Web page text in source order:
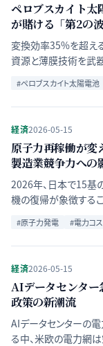
ペロブスカイト太
が賭ける「第2の
変換効率35%を超え
資源と薄膜技術を武
挑戦と、耐久性・コ
#ペロブスカイト太陽電池
経済2026-05-15
原子力再稼働が
製造業競争力への
2026年、日本で15基
機の復帰が象徴する
用電力コストを抑制
題を多角的に分析する
#原子力発電 #電力コス
経済2026-05-15
AIデータセンター
政策の新潮流
AIデータセンターの
る中、米欧の電力網